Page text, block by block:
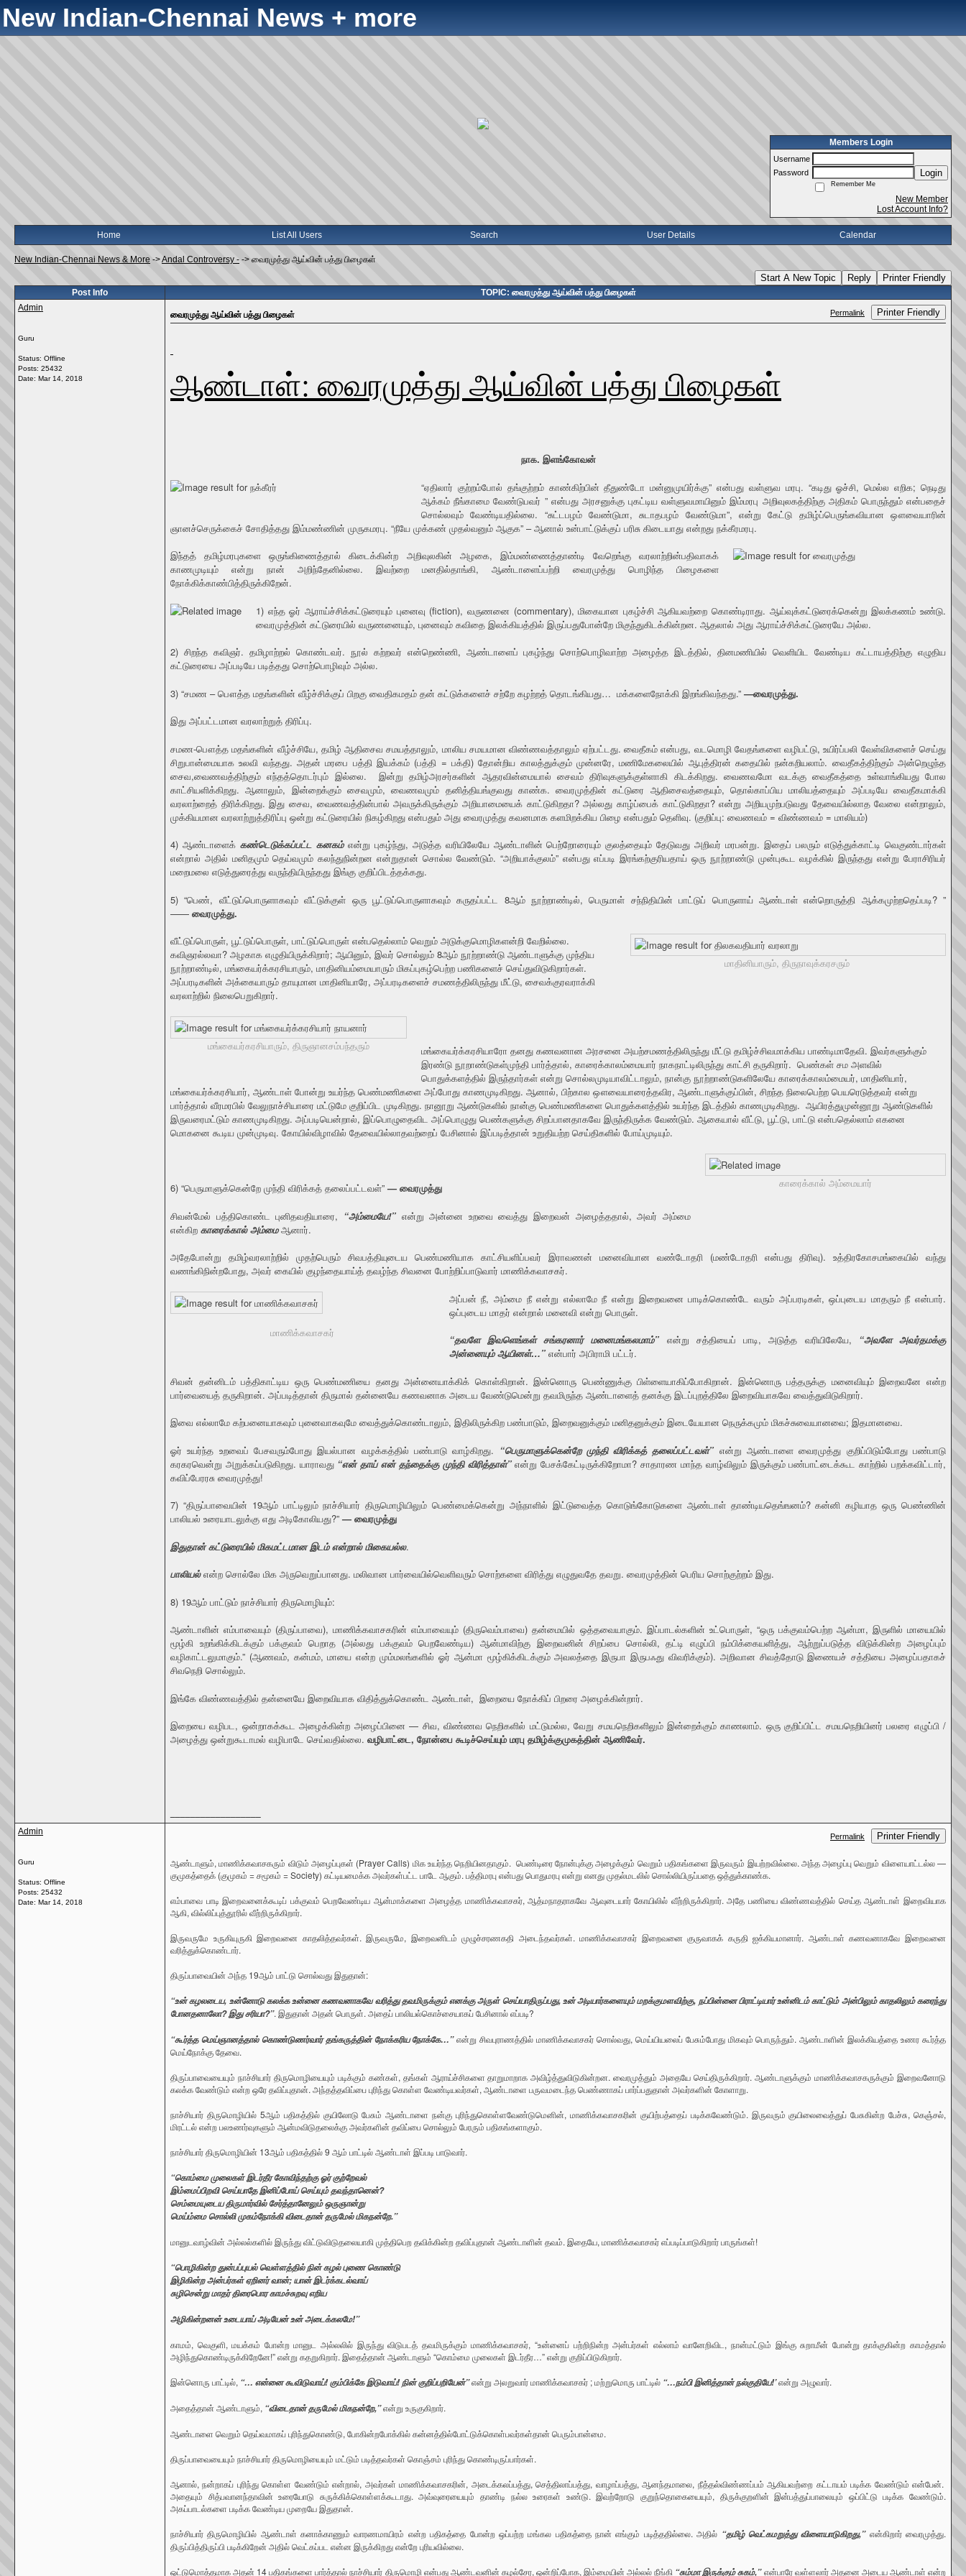
New Indian-Chennai News + more
Members Login
Username
Password
Login
Remember Me
New Member
Lost Account Info?
Home List All Users Search User Details Calendar
New Indian-Chennai News & More ->Andal Controversy - -> வைரமுத்து ஆய்வின் பத்து பிழைகள்
Start A New Topic Reply Printer Friendly
Post Info
TOPIC: வைரமுத்து ஆய்வின் பத்து பிழைகள்
Admin
Guru
Status: Offline
Posts: 25432
Date: Mar 14, 2018
வைரமுத்து ஆய்வின் பத்து பிழைகள் Permalink Printer Friendly
ஆண்டாள்: வைரமுத்து ஆய்வின் பத்து பிழைகள்
நாக. இளங்கோவன்
“ஏதிலார் குற்றம்போல் தங்குற்றம் காண்கிற்பின் தீதுண்டோ மன்னுமுயிர்க்கு” என்பது வள்ளுவ மரபு. “கடிது ஓச்சி, மெல்ல எறிக; நெடிது
ஆக்கம் நீங்காமை வேண்டுபவர் ” என்பது அரசனுக்கு புகட்டிய வள்ளுவமாயினும் இம்மரபு அறிவுலகத்திற்கு அதிகம் பொருந்தும் என்பதைச்
சொல்லவும் வேண்டியதில்லை. “சுட்டபழம் வேண்டுமா, சுடாதபழம் வேண்டுமா”, என்று கேட்டு தமிழ்ப்பெருங்கவியான ஔவையாரின்
ஞானச்செருக்கைச் சோதித்தது இம்மண்ணின் முருகமரபு. “நீயே முக்கண் முதல்வனும் ஆகுக” – ஆனால் உன்பாட்டுக்குப் பரிசு கிடையாது என்றது நக்கீரமரபு.
இந்தத் தமிழ்மரபுகளை ஒருங்கிணைத்தால் கிடைக்கின்ற அறிவுலகின் அழகை, இம்மண்ணைத்தாண்டி வேறெங்கு வரலாற்றின்பதிவாகக்
காணமுடியும் என்று நான் அறிந்தேனில்லை. இவற்றை மனதில்தாங்கி, ஆண்டாளைப்பற்றி வைரமுத்து பொழிந்த பிழைகளை
நோக்கிக்காண்பித்திருக்கிறேன்.
1) எந்த ஓர் ஆராய்ச்சிக்கட்டுரையும் புனைவு (fiction), வருணனை (commentary), மிகையான புகழ்ச்சி ஆகியவற்றை கொண்டிராது. ஆய்வுக்கட்டுரைக்கென்று இலக்கணம் உண்டு.
வைரமுத்தின் கட்டுரையில் வருணனையும், புனைவும் கவிதை இலக்கியத்தில் இருப்பதுபோன்றே மிகுந்துகிடக்கின்றன. ஆதலால் அது ஆராய்ச்சிக்கட்டுரையே அல்ல.
2) சிறந்த கவிஞர். தமிழாற்றல் கொண்டவர். நூல் கற்றவர் என்றெண்ணி, ஆண்டாளைப் புகழ்ந்து சொற்பொழிவாற்ற அழைத்த இடத்தில், தினமணியில் வெளியிட வேண்டிய கட்டாயத்திற்கு எழுதிய
கட்டுரையை அப்படியே படித்தது சொற்பொழிவும் அல்ல.
3) “சமண – பௌத்த மதங்களின் வீழ்ச்சிக்குப் பிறகு வைதிகமதம் தன் கட்டுக்களைச் சற்றே கழற்றத் தொடங்கியது… மக்களைநோக்கி இறங்கிவந்தது.” —வைரமுத்து.
இது அப்பட்டமான வரலாற்றுத் திரிப்பு.
சமண-பௌத்த மதங்களின் வீழ்ச்சியே, தமிழ் ஆதிசைவ சமயத்தாலும், மாலிய சமயமான விண்ணவத்தாலும் ஏற்பட்டது. வைதீகம் என்பது, வடமொழி வேதங்களை வழிபட்டு, உயிர்ப்பலி வேள்விகளைச் செய்து
சிறுபான்மையாக உலவி வந்தது. அதன் மரபை பத்தி இயக்கம் (பத்தி = பக்தி) தோன்றிய காலத்துக்கும் முன்னரே, மணிமேகலையில் ஆபுத்திரன் கதையில் நன்கறியலாம். வைதீகத்திற்கும் அன்றெழுந்த
சைவ,வைணவத்திற்கும் எந்தத்தொடர்பும் இல்லை. இன்று தமிழ்அரசர்களின் ஆதரவின்மையால் சைவம் திரிவுகளுக்குள்ளாகி கிடக்கிறது. வைணவமோ வடக்கு வைதீகத்தை உள்வாங்கியது போல
காட்சியளிக்கிறது. ஆனாலும், இன்றைக்கும் சைவமும், வைணவமும் தனித்தியங்குவது காண்க. வைரமுத்தின் கட்டுரை ஆதிசைவத்தையும், தொல்காப்பிய மாலியத்தையும் அப்படியே வைதீகமாக்கி
வரலாற்றைத் திரிக்கிறது. இது சைவ, வைணவத்தின்பால் அவருக்கிருக்கும் அறியாமையைக் காட்டுகிறதா? அல்லது காழ்ப்பைக் காட்டுகிறதா? என்று அறியமுற்படுவது தேவையில்லாத வேலை என்றாலும்,
முக்கியமான வரலாற்றுத்திரிப்பு ஒன்று கட்டுரையில் நிகழ்கிறது என்பதும் அது வைரமுத்து கவனமாக களமிறக்கிய பிழை என்பதும் தெளிவு. (குறிப்பு: வைணவம் = விண்ணவம் = மாலியம்)
4) ஆண்டாளைக் கண்டெடுக்கப்பட்ட கனகம்என்று புகழ்ந்து, அடுத்த வரியிலேயே ஆண்டாளின் பெற்றோரையும் குலத்தையும் தேடுவது அறிவர் மரபன்று. இதைப் பலரும் எடுத்துக்காட்டி வெகுண்டார்கள்
என்றால் அதில் மனிதமும் தெய்வமும் கலந்துநின்றன என்றுதான் சொல்ல வேண்டும். “அறியாக்குலம்” என்பது எப்படி இரங்கற்குரியதாய் ஒரு நூற்றாண்டு முன்புகூட வழக்கில் இருந்தது என்று பேராசிரியர்
மறைமலை எடுத்துரைத்து வருந்தியிருந்தது இங்கு குறிப்பிடத்தக்கது.
5) “பெண், வீட்டுப்பொருளாகவும் வீட்டுக்குள் ஒரு பூட்டுப்பொருளாகவும் கருதப்பட்ட 8ஆம் நூற்றாண்டில், பெருமாள் சந்நிதியின் பாட்டுப் பொருளாய் ஆண்டாள் என்றொருத்தி ஆக்கமுற்றதெப்படி? ”
—— வைரமுத்து.
மாதினியாரும், திருநாவுக்கரசரும்
வீட்டுப்பொருள், பூட்டுப்பொருள், பாட்டுப்பொருள் என்பதெல்லாம் வெறும் அடுக்குமொழிகளன்றி வேறில்லை.
கவிஞரல்லவா? அழகாக எழுதியிருக்கிறார்; ஆயினும், இவர் சொல்லும் 8ஆம் நூற்றாண்டு ஆண்டாளுக்கு முந்திய
நூற்றாண்டில், மங்கையர்க்கரசியாரும், மாதினியம்மையாரும் மிகப்புகழ்பெற்ற பணிகளைச் செய்துவிடுகிறார்கள்.
அப்பரடிகளின் அக்கையாரும் தாயுமான மாதினியாரே, அப்பரடிகளைச் சமணத்திலிருந்து மீட்டு, சைவக்குரவராக்கி
வரலாற்றில் நிலைபெறுகிறார்.
மங்கையர்கரசியாரும், திருஞானசம்பந்தரும்
மங்கையர்க்கரசியாரோ தனது கணவனான அரசனை அயற்சமணத்திலிருந்து மீட்டு தமிழ்ச்சிவமாக்கிய பாண்டிமாதேவி. இவர்களுக்கும்
இரண்டு நூறாண்டுகள்முந்தி பார்த்தால், காரைக்காலம்மையார் நாகநாட்டிலிருந்து காட்சி தருகிறார். பெண்கள் சம அளவில்
பொதுக்களத்தில் இருந்தார்கள் என்று சொல்லமுடியாவிட்டாலும், நான்கு நூற்றாண்டுகளிலேயே காரைக்காலம்மையர், மாதினியார்,
மங்கையர்க்கரசியார், ஆண்டாள் போன்று உயர்ந்த பெண்மணிகளை அப்போது காணமுடிகிறது. ஆனால், பிற்கால ஔவையாரைத்தவிர, ஆண்டாளுக்குப்பின், சிறந்த நிலைபெற்ற பெயரெடுத்தவர் என்று
பார்த்தால் வீரமரபில் வேலுநாச்சியாரை மட்டுமே குறிப்பிட முடிகிறது. நானூறு ஆண்டுகளில் நான்கு பெண்மணிகளை பொதுக்களத்தில் உயர்ந்த இடத்தில் காணமுடிகிறது. ஆயிரத்துமுன்னூறு ஆண்டுகளில்
இருவரைமட்டும் காணமுடிகிறது. அப்படியென்றால், இப்பொழுதைவிட அப்பொழுது பெண்களுக்கு சிறப்பானதாகவே இருந்திருக்க வேண்டும். ஆகையால் வீட்டு, பூட்டு, பாட்டு என்பதெல்லாம் எகனை
மொகனை கூடிய முன்முடிவு. கோயில்விழாவில் தேவையில்லாதவற்றைப் பேசினால் இப்படித்தான் உறுதியற்ற செய்திகளில் போய்முடியும்.
காரைக்கால் அம்மையார்
6) “பெருமாளுக்கென்றே முந்தி விரிக்கத் தலைப்பட்டவள்” — வைரமுத்து
சிவன்மேல் பத்திகொண்ட புனிதவதியாரை, “அம்மையே!”என்று அன்னை உறவை வைத்து இறைவன் அழைத்ததால், அவர் அம்மை
என்கிற காரைக்கால் அம்மைஆனார்.
அதேபோன்று தமிழ்வரலாற்றில் முதற்பெரும் சிவபத்தியுடைய பெண்மணியாக காட்சியளிப்பவர் இராவணன் மனைவியான வண்டோதரி (மண்டோதரி என்பது திரிவு). உத்திரகோசமங்கையில் வந்து
வணங்கிநின்றபோது, அவர் கையில் குழந்தையாய்த் தவழ்ந்த சிவனை போற்றிப்பாடுவார் மாணிக்கவாசகர்.
மாணிக்கவாசகர்
அப்பன் நீ, அம்மை நீ என்று எல்லாமே நீ என்று இறைவனை பாடிக்கொண்டே வரும் அப்பரடிகள், ஒப்புடைய மாதரும் நீ என்பார்.
ஒப்புடைய மாதர் என்றால் மனைவி என்று பொருள்.
“தவளே இவளெங்கள் சங்கரனார் மனைமங்கலமாம்” என்று சத்தியைப் பாடி, அடுத்த வரியிலேயே, “அவளே அவர்தமக்கு
அன்னையும் ஆயினள்…”என்பார் அபிராமி பட்டர்.
சிவன் தன்னிடம் பத்திகாட்டிய ஒரு பெண்மணியை தனது அன்னையாக்கிக் கொள்கிறான். இன்னொரு பெண்ணுக்கு பிள்ளையாகிப்போகிறான். இன்னொரு பத்தருக்கு மனைவியும் இறைவனே என்ற
பார்வையைத் தருகிறான். அப்படித்தான் திருமால் தன்னையே கணவனாக அடைய வேண்டுமென்று தவமிருந்த ஆண்டாளைத் தனக்கு இடப்புறத்திலே இறைவியாகவே வைத்துவிடுகிறார்.
இவை எல்லாமே கற்பனையாகவும் புனைவாகவுமே வைத்துக்கொண்டாலும், இதிலிருக்கிற பண்பாடும், இறைவனுக்கும் மனிதனுக்கும் இடையேயான நெருக்கமும் மிகச்சுவையானவை; இதமானவை.
ஓர் உயர்ந்த உறவைப் பேசவரும்போது இயல்பான வழக்கத்தில் பண்பாடு வாழ்கிறது. “பெருமாளுக்கென்றே முந்தி விரிக்கத் தலைப்பட்டவள்” என்று ஆண்டாளை வைரமுத்து குறிப்பிடும்போது பண்பாடு
கரகரவென்று அறுக்கப்படுகிறது. யாராவது “என் தாய் என் தந்தைக்கு முந்தி விரித்தாள்” என்று பேசக்கேட்டிருக்கிறோமா? சாதாரண மாந்த வாழ்விலும் இருக்கும் பண்பாட்டைக்கூட காற்றில் பறக்கவிட்டார்,
கவிப்பேரரசு வைரமுத்து!
7) “திருப்பாவையின் 19ஆம் பாட்டிலும் நாச்சியார் திருமொழியிலும் பெண்மைக்கென்று அந்நாளில் இட்டுவைத்த கொடுங்கோடுகளை ஆண்டாள் தாண்டியதெங்ஙனம்? கன்னி கழியாத ஒரு பெண்ணின்
பாலியல் உரையாடலுக்கு எது அடிகோலியது?” — வைரமுத்து
இதுதான் கட்டுரையில் மிகமட்டமான இடம் என்றால் மிகையல்ல.
பாலியல்என்ற சொல்லே மிக அருவெறுப்பானது. மலிவான பார்வையில்வெளிவரும் சொற்களை விரித்து எழுதுவதே தவறு. வைரமுத்தின் பெரிய சொற்குற்றம் இது.
8) 19ஆம் பாட்டும் நாச்சியார் திருமொழியும்:
ஆண்டாளின் எம்பாவையும் (திருப்பாவை), மாணிக்கவாசகரின் எம்பாவையும் (திருவெம்பாவை) தன்மையில் ஒத்தவையாகும். இப்பாடல்களின் உட்பொருள், “ஒரு பக்குவம்பெற்ற ஆன்மா, இருளில் மாயையில்
மூழ்கி உறங்கிக்கிடக்கும் பக்குவம் பெறாத (அல்லது பக்குவம் பெறவேண்டிய) ஆன்மாவிற்கு இறைவனின் சிறப்பை சொல்லி, தட்டி எழுப்பி நம்பிக்கையளித்து, ஆற்றுப்படுத்த விடுக்கின்ற அழைப்பும்
வழிகாட்டலுமாகும்.” (ஆணவம், கன்மம், மாயை என்ற மும்மலங்களில் ஓர் ஆன்மா மூழ்கிக்கிடக்கும் அவலத்தை இருபா இருபஃது விவரிக்கும்). அறிவான சிவத்தோடு இணையச் சத்தியை அழைப்பதாகச்
சிவநெறி சொல்லும்.
இங்கே விண்ணவத்தில் தன்னையே இறைவியாக விதித்துக்கொண்ட ஆண்டாள், இறையை நோக்கிப் பிறரை அழைக்கின்றார்.
இறையை வழிபட, ஒன்றாகக்கூட அழைக்கின்ற அழைப்பினை — சிவ, விண்ணவ நெறிகளில் மட்டுமல்ல, வேறு சமயநெறிகளிலும் இன்றைக்கும் காணலாம். ஒரு குறிப்பிட்ட சமயநெறியினர் பலரை எழுப்பி /
அழைத்து ஒன்றுகூடாமல் வழிபாடே செய்வதில்லை. வழிபாட்டை, நோன்பை கூடிச்செய்யும் மரபு தமிழ்க்குமுகத்தின் ஆணிவேர்.
Admin
Guru
Status: Offline
Posts: 25432
Date: Mar 14, 2018
Permalink Printer Friendly
ஆண்டாளும், மாணிக்கவாசகரும் விடும் அழைப்புகள் (Prayer Calls) மிக உயர்ந்த நெறியினதாகும். பெண்டிரை நோன்புக்கு அழைக்கும் வெறும் பதிகங்களை இருவரும் இயற்றவில்லை. அந்த அழைப்பு வெறும் விளையாட்டல்ல —
குமுகத்தைக் (குமுகம் = சமூகம் = Society) கட்டியமைக்க அவர்கள்பட்ட பாடே ஆகும். பத்திமரபு என்பது பொதுமரபு என்று எனது முதல்மடலில் சொல்லியிருப்பதை ஒத்துக்காண்க.
எம்பாவை பாடி இறைவனைக்கூடிப் பக்குவம் பெறவேண்டிய ஆன்மாக்களை அழைத்த மாணிக்கவாசகர், ஆத்மநாதராகவே ஆவுடையார் கோயிலில் வீற்றிருக்கிறார். அதே பணியை விண்ணவத்தில் செய்த ஆண்டாள் இறைவியாக
ஆகி, வில்லிப்புத்தூரில் வீற்றிருக்கிறார்.
இருவருமே உருகியுருகி இறைவனை காதலித்தவர்கள். இருவருமே, இறைவனிடம் முழுச்சரணகதி அடைந்தவர்கள். மாணிக்கவாசகர் இறைவனை குருவாகக் கருதி ஐக்கியமானார். ஆண்டாள் கணவனாகவே இறைவனை
வரித்துக்கொண்டார்.
திருப்பாவையின் அந்த 19ஆம் பாட்டு சொல்வது இதுதான்:
“உன் கழலடைய, உன்னோடு கலக்க உன்னை கணவனாகவே வரித்து தவமிருக்கும் எனக்கு அருள் செய்யாதிருப்பது, உன் அடியார்களையும் மறக்குமளவிற்கு, நப்பின்னை பிராட்டியார் உன்னிடம் காட்டும் அன்பிலும் காதலிலும் கரைந்து
போனதனாலோ? இது சரியா?”. இதுதான் அதன் பொருள். அதைப் பாலியல்கொச்சையாகப் பேசினால் எப்படி?
“கூர்த்த மெய்ஞானத்தால் கொண்டுணர்வார் தங்கருத்தின் நோக்கரிய நோக்கே…”என்று சிவபுராணத்தில் மாணிக்கவாசகர் சொல்வது, மெய்யியலைப் பேசும்போது மிகவும் பொருந்தும். ஆண்டாளின் இலக்கியத்தை உணர கூர்த்த
மெய்நோக்கு தேவை.
திருப்பாவையையும் நாச்சியார் திருமொழியையும் படிக்கும் கண்கள், தங்கள் ஆராய்ச்சிகளை தாறுமாறாக அவிழ்த்துவிடுகின்றன. வைரமுத்தும் அதையே செய்திருக்கிறார். ஆண்டாளுக்கும் மாணிக்கவாசகருக்கும் இறைவனோடு
கலக்க வேண்டும் என்ற ஒரே தவிப்புதான். அந்தத்தவிப்பை புரிந்து கொள்ள வேண்டியவர்கள், ஆண்டாளை பருவமடைந்த பெண்ணாகப் பார்ப்பதுதான் அவர்களின் கோளாறு.
நாச்சியார் திருமொழியில் 5ஆம் பதிகத்தில் குயிலோடு பேசும் ஆண்டாளை நன்கு புரிந்துகொள்ளவேண்டுமெனின், மாணிக்கவாசகரின் குயிற்பத்தைப் படிக்கவேண்டும். இருவரும் குயிலைவைத்துப் பேசுகின்ற பேச்சு, கெஞ்சல்,
மிரட்டல் என்ற பலஉணர்வுகளும் ஆன்மவிடுதலைக்கு அவர்களின் தவிப்பை சொல்லும் பேரரும் பதிகங்களாகும்.
நாச்சியார் திருமொழியின் 13ஆம் பதிகத்தில் 9 ஆம் பாட்டில் ஆண்டாள் இப்படி பாடுவார்.
“கொம்மை முலைகள் இடர்தீர கோவிந்தற்கு ஓர் குற்றேவல்
இம்மைப்பிறவி செய்யாதே இனிப்போய் செய்யும் தவந்தானென்?
செம்மையுடைய திருமார்வில் சேர்த்தானேலும் ஒருஞான்று
மெய்ம்மை சொல்லி முகம்நோக்கி விடைதான் தருமேல் மிகநன்றே.”
மானுடவாழ்வின் அல்லல்களில் இருந்து விட்டுவிடுதலையாகி முத்திபெற தவிக்கின்ற தவிப்புதான் ஆண்டாளின் தவம். இதையே, மாணிக்கவாசகர் எப்படிப்பாடுகிறார் பாருங்கள்!
“பொழிகின்ற துன்பப்புயல் வெள்ளத்தில் நின் கழல் புணை கொண்டு
இழிகின்ற அன்பர்கள் ஏறினர் வான்; யான் இடர்க்கடல்வாய்
சுழிசென்று மாதர் திரைபொர காமச்சுறவு எறிய
அழிகின்றனன் உடையாய் அடியேன் உன் அடைக்கலமே!”
காமம், வெகுளி, மயக்கம் போன்ற மானுட அல்லலில் இருந்து விடுபடத் தவமிருக்கும் மாணிக்கவாசகர், “உன்னைப் பற்றிநின்ற அன்பர்கள் எல்லாம் வானேறிவிட, நான்மட்டும் இங்கு சுறாமீன் போன்று தாக்குகின்ற காமத்தால்
அழிந்துகொண்டிருக்கிறேனே!” என்று கதறுகிறார். இதைத்தான் ஆண்டாளும் “கொம்மை முலைகள் இடர்தீர…” என்று குறிப்பிடுகிறார்.
இன்னொரு பாட்டில், “… என்னை கூவிடுவாய்! கும்பிக்கே இடுவாய்! நின் குறிப்பறியேன்”என்று அலறுவார் மாணிக்கவாசகர் ; மற்றுமொரு பாட்டில் “…நம்பி இனித்தான் நல்குதியே!’என்று அழுவார்.
அதைத்தான் ஆண்டாளும், “விடைதான் தருமேல் மிகநன்றே,”என்று உருகுகிறார்.
ஆண்டாளை வெறும் தெய்வமாகப் புரிந்துகொண்டு, போகின்றபோக்கில் கன்னத்தில்போட்டுக்கொள்பவர்கள்தான் பெரும்பான்மை.
திருப்பாவையையும் நாச்சியார் திருமொழியையும் மட்டும் படித்தவர்கள் கொஞ்சம் புரிந்து கொண்டிருப்பார்கள்.
ஆனால், நன்றாகப் புரிந்து கொள்ள வேண்டும் என்றால், அவர்கள் மாணிக்கவாசகரின், அடைக்கலப்பத்து, செத்திலாப்பத்து, வாழாப்பத்து, ஆனந்தமாலை, நீத்தல்விண்ணப்பம் ஆகியவற்றை கட்டாயம் படிக்க வேண்டும் என்பேன்.
அதையும் சித்பவானந்தாவின் உரையோடு சுருக்கிக்கொள்ளக்கூடாது. அவ்வுரையையும் தாண்டி நல்ல உரைகள் உண்டு. இவற்றோடு குறுந்தொகையையும், திருக்குறளின் இன்பத்துப்பாலையும் ஒப்பிட்டு படிக்க வேண்டும்.
அகப்பாடல்களை படிக்க வேண்டிய முறையே இதுதான்.
நாச்சியார் திருமொழியில் ஆண்டாள் கனாக்காணும் வாரணமாயிரம் என்ற பதிகத்தை போன்ற ஒப்பற்ற மங்கல பதிகத்தை நான் எங்கும் படித்ததில்லை. அதில் “தமிழ் வெட்கமறுத்து விளையாடுகிறது,”என்கிறார் வைரமுத்து.
திருப்பித்திருப்பி படிக்கிறேன் அதில் வெட்கப்பட என்ன இருக்கிறது என்றே புரியவில்லை.
ஒட்டுமொத்தமாக அதன் 14 பதிகங்களை பார்த்தால் நாச்சியார் திருமொழி என்பது ஆண்டவனின் கழல்சேர, ஒன்றிப்போக, இம்மையின் அல்லல் நீங்கி “சும்மா இருக்கும் சுகம்,”என்பாரே வள்ளலார் அதனை அடைய ஆண்டாள் என்ற